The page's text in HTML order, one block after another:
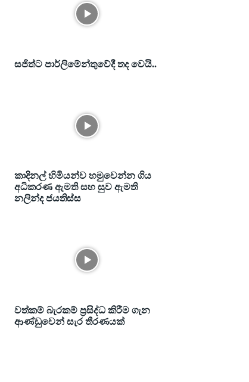
සජිත්ට පාර්ලිමේන්තුවේදී තද වෙයි..
කාදිනල් හිමියන්ව හමුවෙන්න ගිය
අධිකරණ ඇමති සහ සුව ඇමති
නලින්ද ජයතිස්ස
වත්කම් බැරකම් ප්‍රසිද්ධ කිරීම ගැන
ආණ්ඩුවෙන් සැර තීරණයක්